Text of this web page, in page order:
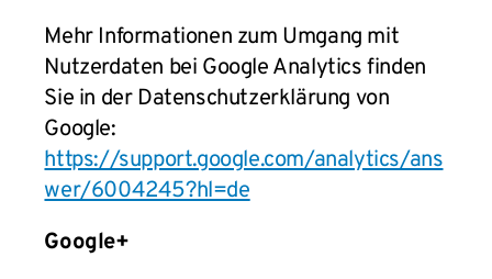
Mehr Informationen zum Umgang mit
Nutzerdaten bei Google Analytics finden
Sie in der Datenschutzerklärung von
Google:
https://support.google.com/analytics/ans
wer/6004245?hl=de
Google+